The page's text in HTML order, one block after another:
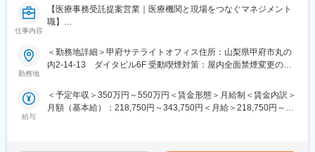
いクリーンルームを備えています。
には未経験からエンジニアとして活躍してる事例も多数ありま
す。以下は一例です。
自動車内装部品の試験評価プロジェクトに配属。今後の需要から
電気系エンジニアを目指して電験三種を勉強中。
仕事内容
【医療事務受託提案営業｜医療機関と現場をつなぐマネジメント
職】
て、以下の業務をご担当いただきます。
■具体的には：
担当する病院の事務長、医事課長、職員と信頼関係を構築し、パ
ートナーとして課題解決に向けた提案を行います。
勤務地
＜勤務地詳細＞甲府サテライトオフィス住所：山梨県甲府市丸の
内2-14-13 ダイタビル6F 受動喫煙対策：屋内全面禁煙変更の範
給与
＜予定年収＞350万円～550万円＜賃金形態＞月給制＜賃金内訳＞
月額（基本給）：218,750円～343,750円＜月給＞218,750円～